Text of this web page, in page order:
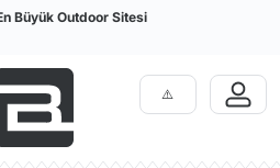
Büyük Outdoor Sitesi